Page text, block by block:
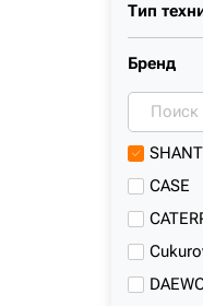
Тип
Бренд
CASE